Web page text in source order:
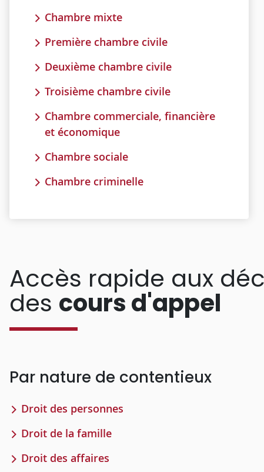
Chambre mixte
Première chambre civile
Deuxième chambre civile
Troisième chambre civile
Chambre commerciale, financière
et économique
Chambre sociale
Chambre criminelle
Accès rapide aux
des cours d'appel
Par nature de contentieux
Droit des personnes
Droit de la famille
Droit des affaires